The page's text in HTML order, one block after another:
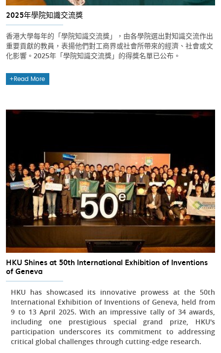
2025年學院知識交流獎
香港大學每年的「學院知識交流獎」，由各學院選出對知識交流作出
重要貢獻的教員，表揚他們對工商界或社會所帶來的經濟、社會或文
化影響。2025年「學院知識交流獎」的得獎名單已公布。
Read More
HKU Shines at 50th International Exhibition of Inventions
of Geneva
HKU has showcased its innovative prowess at the 50th
International Exhibition of Inventions of Geneva, held from
9 to 13 April 2025. With an impressive tally of 34 awards,
including one prestigious special grand prize, HKU's
participation underscores its commitment to addressing
critical global challenges through cutting-edge research.